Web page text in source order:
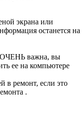
экрана или
останется на
ОЧЕНЬ важна, вы
ее на компьютере
в ремонт, если это
.